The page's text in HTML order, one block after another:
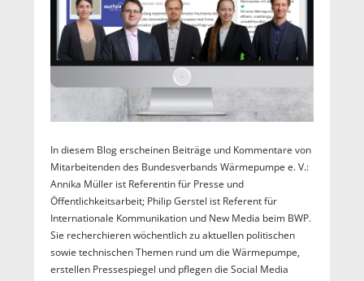
In diesem Blog erscheinen Beiträge und Kommentare von
Mitarbeitenden des Bundesverbands Wärmepumpe e. V.:
Annika Müller ist Referentin für Presse und
Öffentlichkeitsarbeit; Philip Gerstel ist Referent für
Internationale Kommunikation und New Media beim BWP.
Sie recherchieren wöchentlich zu aktuellen politischen
sowie technischen Themen rund um die Wärmepumpe,
erstellen Pressespiegel und pflegen die Social Media